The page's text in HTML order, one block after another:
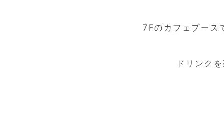
7Fのカフェブース
ドリンク